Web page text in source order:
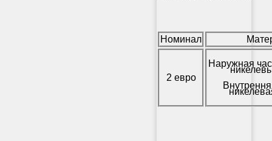
Номинал
2 евро
Наружная